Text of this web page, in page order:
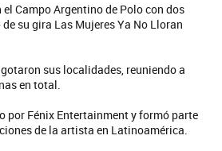
el Campo Argentino de Polo con dos
su gira Las Mujeres Ya No Lloran
sus localidades, reuniendo a
en total.
por Fénix Entertainment y formó parte
de la artista en Latinoamérica.